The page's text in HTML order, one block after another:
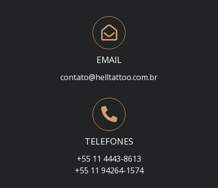
EMAIL
contato@helltattoo.com.br
TELEFONES
+55 11 4443-8613
+55 11 94264-1574